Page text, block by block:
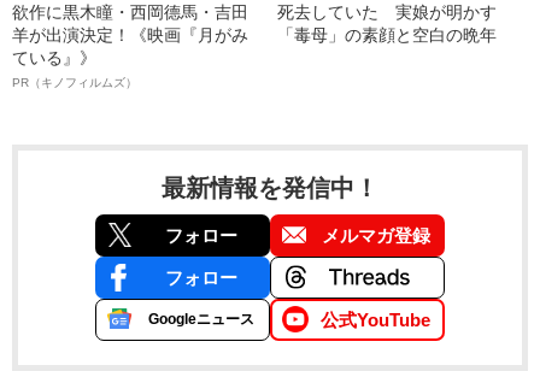
欲作に黒木瞳・西岡德馬・吉田
羊が出演決定！《映画『月がみ
ている』》
PR（キノフィルムズ）
死去していた 実娘が明かす
「毒母」の素顔と空白の晩年
最新情報を発信中！
フォロー メルマガ登録
フォロー
Googleニュース 公式YouTube